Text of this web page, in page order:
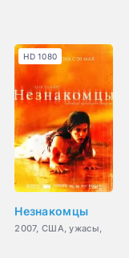
Незнакомцы
2007, США, ужасы,
HD 1080